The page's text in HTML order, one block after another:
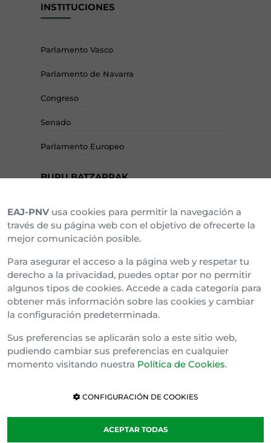
INSTITUCIONES
Parlamento Vasco
Parlamento de Navarra
Congreso
Senado
Parlamento Europeo
BURU BATZARRAK
Araba Buru Batzar
Bizkai Buru Batzar
Gipuzko Buru Batzar
Ipar Buru Batzar
Napar Buru Batzar
EAJ-PNV usa cookies para permitir la navegación a
través de su página web con el objetivo de ofrecerte la
mejor comunicación posible.
Para asegurar el acceso a la página web y respetar tu
derecho a la privacidad, puedes optar por no permitir
algunos tipos de cookies. Accede a cada categoría para
obtener más información sobre las cookies y cambiar
la configuración predeterminada.
Sus preferencias se aplicarán solo a este sitio web,
pudiendo cambiar sus preferencias en cualquier
momento visitando nuestra Política de Cookies.
CONFIGURACIÓN DE COOKIES
ACEPTAR TODAS